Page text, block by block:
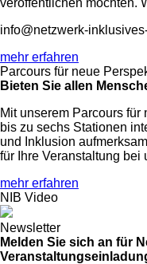
info@netzwerk-
mehr erfahren
Parcours für neue
Bieten Sie allen
Mit unserem Parcours
bis zu sechs Stationen
und Inklusion
für Ihre Veranstaltung bei
mehr erfahren
NIB Video
Newsletter
Melden Sie sich an für